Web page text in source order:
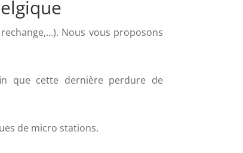
Nous vous proposons
que cette dernière perdure de
de micro stations.